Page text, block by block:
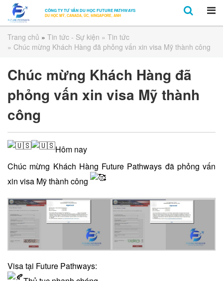
CÔNG TY TƯ VẤN DU HỌC FUTURE PATHWAYS
DU HỌC MỸ, CANADA, ÚC, SINGAPORE, ANH
Trang chủ » Tin tức - Sự kiện » Tin tức
» Chúc mừng Khách Hàng đã phỏng vấn xin visa Mỹ thành công
Chúc mừng Khách Hàng đã
phỏng vấn xin visa Mỹ thành
công
Hôm nay
Chúc mừng Khách Hàng Future Pathways đã phỏng vấn
xin visa Mỹ thành công
Visa tại Future Pathways: